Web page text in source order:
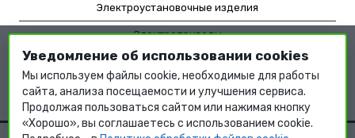
Электроустановочные изделия
Электроприводы
Насосное оборудование
Мотор-редукторы
Уведомление об использовании cookies
Мы используем файлы cookie, необходимые для работы
сайта, анализа посещаемости и улучшения сервиса.
Продолжая пользоваться сайтом или нажимая кнопку
«Хорошо», вы соглашаетесь с использованием cookie.